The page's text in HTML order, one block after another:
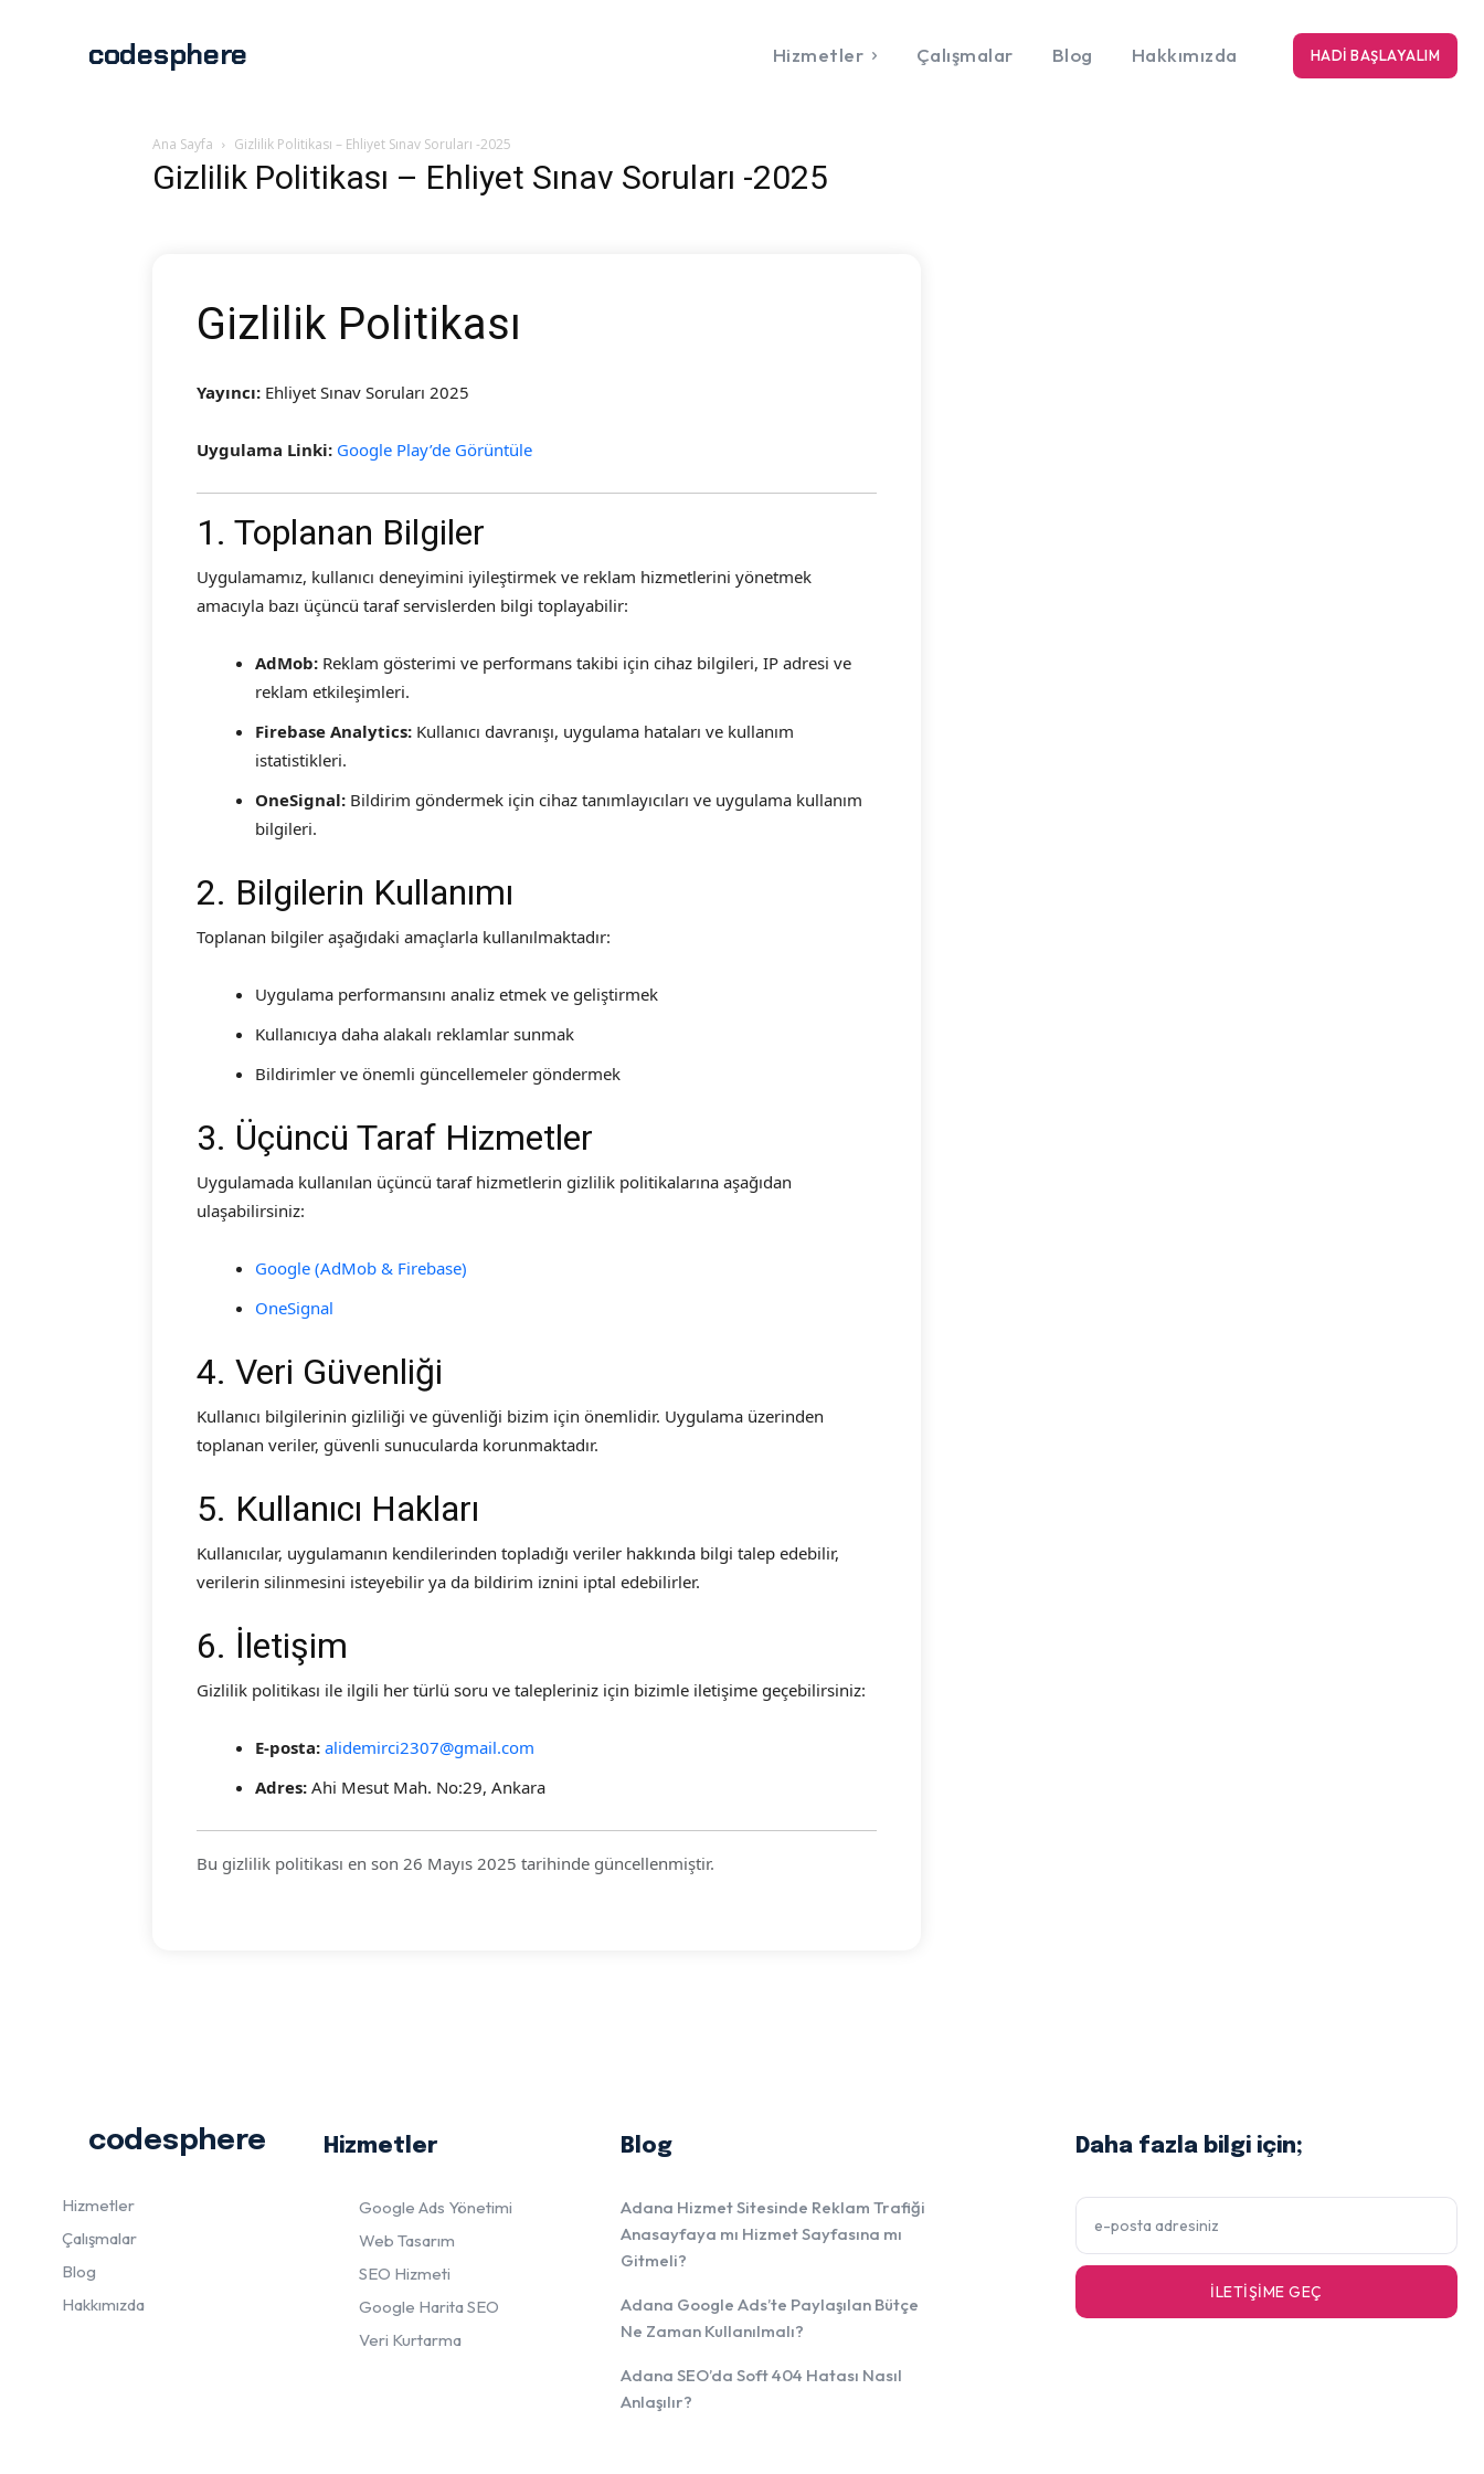
codesphere Hizmetler Çalışmalar Blog Hakkımızda HADI BAŞLAYALIM
Ana Sayfa Gizlilik Politikası – Ehliyet Sınav Soruları -2025
Gizlilik Politikası – Ehliyet Sınav Soruları -2025
Gizlilik Politikası
Yayıncı: Ehliyet Sınav Soruları 2025
Uygulama Linki: Google Play’de Görüntüle
1. Toplanan Bilgiler
Uygulamamız, kullanıcı deneyimini iyileştirmek ve reklam hizmetlerini yönetmek
amacıyla bazı üçüncü taraf servislerden bilgi toplayabilir:
AdMob: Reklam gösterimi ve performans takibi için cihaz bilgileri, IP adresi ve
reklam etkileşimleri.
Firebase Analytics: Kullanıcı davranışı, uygulama hataları ve kullanım
istatistikleri.
OneSignal: Bildirim göndermek için cihaz tanımlayıcıları ve uygulama kullanım
bilgileri.
2. Bilgilerin Kullanımı
Toplanan bilgiler aşağıdaki amaçlarla kullanılmaktadır:
Uygulama performansını analiz etmek ve geliştirmek
Kullanıcıya daha alakalı reklamlar sunmak
Bildirimler ve önemli güncellemeler göndermek
3. Üçüncü Taraf Hizmetler
Uygulamada kullanılan üçüncü taraf hizmetlerin gizlilik politikalarına aşağıdan
ulaşabilirsiniz:
Google (AdMob & Firebase)
OneSignal
4. Veri Güvenliği
Kullanıcı bilgilerinin gizliliği ve güvenliği bizim için önemlidir. Uygulama üzerinden
toplanan veriler, güvenli sunucularda korunmaktadır.
5. Kullanıcı Hakları
Kullanıcılar, uygulamanın kendilerinden topladığı veriler hakkında bilgi talep edebilir,
verilerin silinmesini isteyebilir ya da bildirim iznini iptal edebilirler.
6. İletişim
Gizlilik politikası ile ilgili her türlü soru ve talepleriniz için bizimle iletişime geçebilirsiniz:
E-posta: alidemirci2307@gmail.com
Adres: Ahi Mesut Mah. No:29, Ankara
Bu gizlilik politikası en son 26 Mayıs 2025 tarihinde güncellenmiştir.
codesphere
Hizmetler
Çalışmalar
Blog
Hakkımızda
Hizmetler
Google Ads Yönetimi
Web Tasarım
SEO Hizmeti
Google Harita SEO
Veri Kurtarma
Blog
Adana Hizmet Sitesinde Reklam Trafiği
Anasayfaya mı Hizmet Sayfasına mı
Gitmeli?
Adana Google Ads’te Paylaşılan Bütçe
Ne Zaman Kullanılmalı?
Adana SEO’da Soft 404 Hatası Nasıl
Anlaşılır?
Daha fazla bilgi için;
İLETIŞIME GEÇ